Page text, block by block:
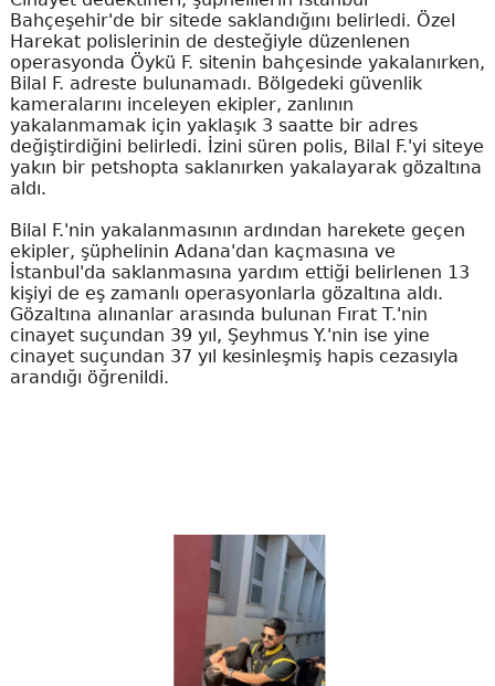
Bahçeşehir'de bir sitede saklandığını belirledi. Özel
Harekat polislerinin de desteğiyle düzenlenen
operasyonda Öykü F. sitenin bahçesinde yakalanırken,
Bilal F. adreste bulunamadı. Bölgedeki güvenlik
kameralarını inceleyen ekipler, zanlının
yakalanmamak için yaklaşık 3 saatte bir adres
değiştirdiğini belirledi. İzini süren polis, Bilal F.'yi siteye
yakın bir petshopta saklanırken yakalayarak gözaltına
aldı.
Bilal F.'nin yakalanmasının ardından harekete geçen
ekipler, şüphelinin Adana'dan kaçmasına ve
İstanbul'da saklanmasına yardım ettiği belirlenen 13
kişiyi de eş zamanlı operasyonlarla gözaltına aldı.
Gözaltına alınanlar arasında bulunan Fırat T.'nin
cinayet suçundan 39 yıl, Şeyhmus Y.'nin ise yine
cinayet suçundan 37 yıl kesinleşmiş hapis cezasıyla
arandığı öğrenildi.